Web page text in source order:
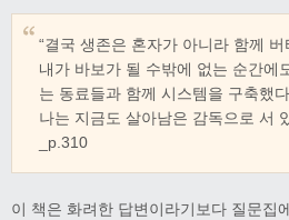
“결국 생존은 혼자가 아니라 함께
내가 바보가 될 수밖에 없는 순간에
는 동료들과 함께 시스템을 구축했
나는 지금도 살아남은 감독으로 서
_p.310
이 책은 화려한 답변이라기보다 질문집